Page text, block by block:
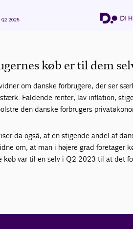
køb er til dem
om danske forbrugere, der ser
Faldende renter, lav inflation,
den danske forbrugers
da også, at en stigende andel af
om, at man i højere grad foretager
køb var til en selv i Q2 2023 til at det